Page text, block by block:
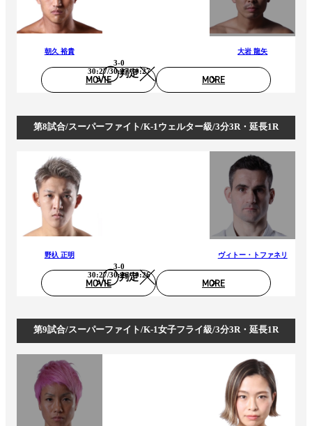
朝久 裕貴
判定
3-0
30:27/30:27/30:27
大岩 龍矢
MOVIE MORE
第8試合/スーパーファイト/K-1ウェルター級/3分3R・延長1R
野杁 正明
判定
3-0
30:27/30:26/30:26
ヴィトー・トファネリ
MOVIE MORE
第9試合/スーパーファイト/K-1女子フライ級/3分3R・延長1R